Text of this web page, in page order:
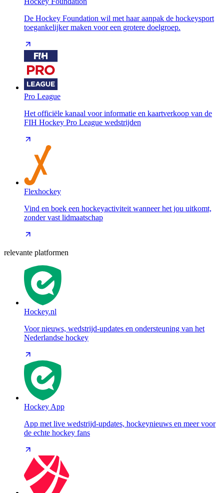
De Hockey Foundation wil met haar aanpak de hockeysport
toegankelijker maken voor een grotere doelgroep.
Pro League
Het officiële kanaal voor informatie en kaartverkoop van de
FIH Hockey Pro League wedstrijden
Flexhockey
Vind en boek een hockeyactiviteit wanneer het jou uitkomt,
zonder vast lidmaatschap
relevante platformen
Hockey.nl
Voor nieuws, wedstrijd-updates en ondersteuning van het
Nederlandse hockey
Hockey App
App met live wedstrijd-updates, hockeynieuws en meer voor
de echte hockey fans